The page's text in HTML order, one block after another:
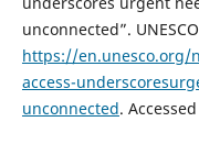
unconnected”.
https://en.unesco.org/
access-
unconnected.